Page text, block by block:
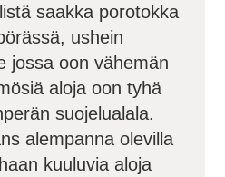
saakka porotokka
ushein
jossa oon vähemän
aloja oon tyhä
suojelualala.
alempanna olevilla
kuuluvia aloja